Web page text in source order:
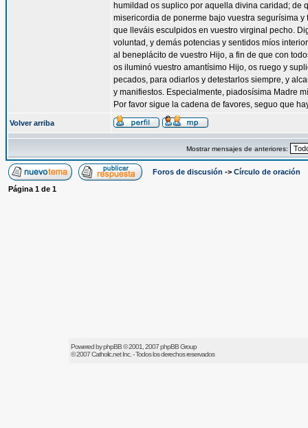
humildad os suplico por aquella divina caridad; de
misericordia de ponerme bajo vuestra segurísima
que lleváis esculpidos en vuestro virginal pecho.
voluntad, y demás potencias y sentidos míos
al beneplácito de vuestro Hijo, a fin de que con
os iluminó vuestro amantísimo Hijo, os ruego y
pecados, para odiarlos y detestarlos siempre, y
y manifiestos. Especialmente, piadosísima Madre
Por favor sigue la cadena de favores, seguo que
Volver arriba
Mostrar mensajes de anteriores:
Foros de discusión -> Círculo de oración
Página 1 de 1
Powered byphpBB© 2001, 2007 phpBB Group
© 2007Catholic.netInc. - Todos los derechos reservados